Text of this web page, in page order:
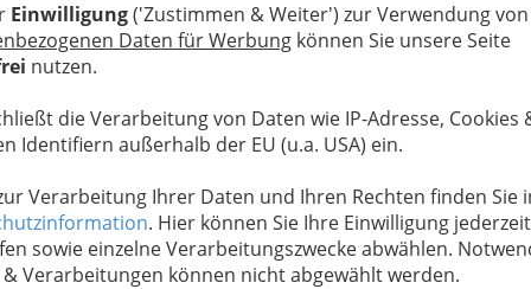
Einwilligung('Zustimmen & Weiter') zur Verwendung von
Daten für Werbung können Sie unsere Seite
nutzen.
die Verarbeitung von Daten wie IP-Adresse, Cookies
Identifiern außerhalb der EU (u.a. USA) ein.
Verarbeitung Ihrer Daten und Ihren Rechten finden Sie
. Hier können Sie Ihre Einwilligung jederzeit
sowie einzelne Verarbeitungszwecke abwählen.
& Verarbeitungen können nicht abgewählt werden.